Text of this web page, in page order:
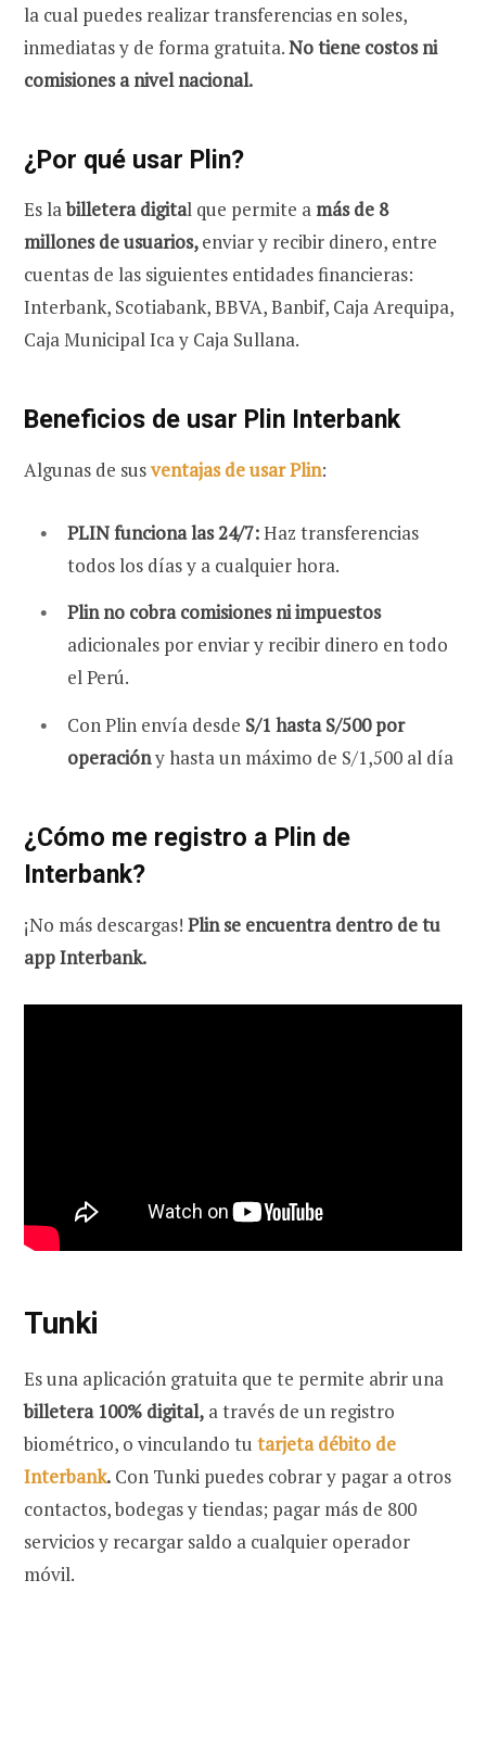
la cual puedes realizar transferencias en soles,
inmediatas y de forma gratuita.No tiene costos ni
comisiones a nivel nacional.
¿Por qué usar Plin?
Es labilletera digital que permite amás de 8
millones de usuarios,enviar y recibir dinero, entre
cuentas de las siguientes entidades financieras:
Interbank, Scotiabank, BBVA, Banbif, Caja Arequipa,
Caja Municipal Ica y Caja Sullana.
Beneficios de usar Plin Interbank
Algunas de susventajas de usar Plin:
PLIN funciona las 24/7:Haz transferencias
todos los días y a cualquier hora.
Plin no cobra comisiones ni impuestos
adicionales por enviar y recibir dinero en todo
el Perú.
Con Plin envía desde S/1 hasta S/500 por
operacióny hasta un máximo de S/1,500 al día
¿Cómo me registro a Plin de
Interbank?
¡No más descargas! Plin se encuentra dentro de tu
app Interbank.
Tunki
Es una aplicación gratuita que te permite abrir una
billetera 100% digital, a través de un registro
biométrico, o vinculando tu tarjeta débito de
Interbank. Con Tunki puedes cobrar y pagar a otros
contactos, bodegas y tiendas; pagar más de 800
servicios y recargar saldo a cualquier operador
móvil.